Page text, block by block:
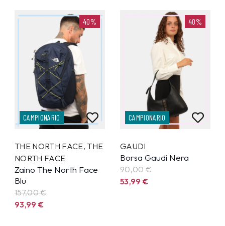
40%
CAMPIONARIO
THE NORTH FACE, THE
NORTH FACE
Zaino The North Face
Blu
157,00 €
93,99€
40%
CAMPIONARIO
GAUDI
Borsa Gaudi Nera
90,00 €
53,99€